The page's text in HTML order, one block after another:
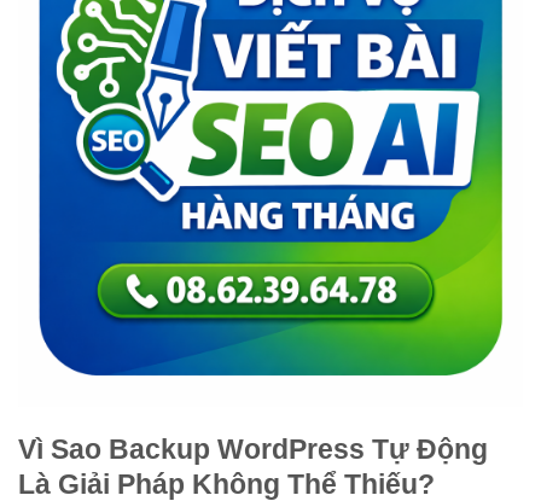
Vì Sao Backup WordPress Tự Động
Là Giải Pháp Không Thể Thiếu?